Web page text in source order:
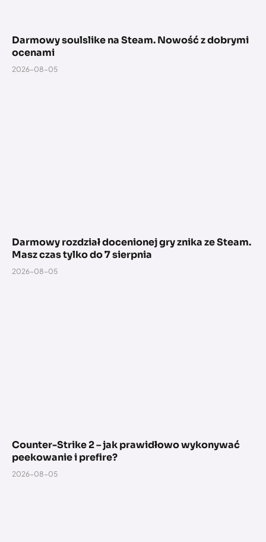
Darmowy soulslike na Steam. Nowość z dobrymi
ocenami
2026-08-05
Darmowy rozdział docenionej gry znika ze Steam.
Masz czas tylko do 7 sierpnia
2026-08-05
Counter-Strike 2 – jak prawidłowo wykonywać
peekowanie i prefire?
2026-08-05